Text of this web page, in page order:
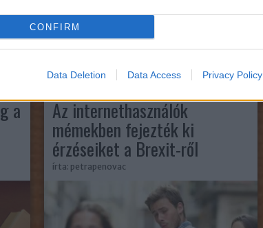
CONFIRM
Data Deletion Data Access Privacy Policy
TOVÁBB
Az internethasználók
mémekben fejezték ki
érzéseiket a Brexit-ről
írta: petrapenovac
a